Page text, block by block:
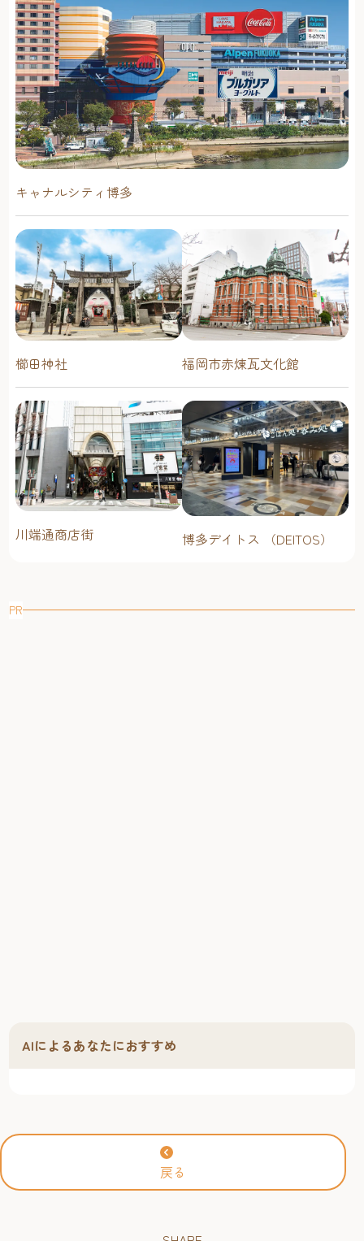
キャナルシティ博多
櫛田神社 福岡市赤煉瓦文化館
川端通商店街 博多デイトス （DEITOS）
PR
AIによるあなたにおすすめ
戻る